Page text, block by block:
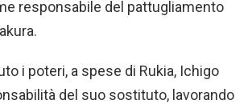
responsabile del pattugliamento
i poteri, a spese di Rukia, Ichigo
del suo sostituto, lavorando